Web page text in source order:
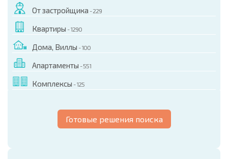
От застройщика - 229
Квартиры - 1290
Дома, Виллы - 100
Апартаменты - 551
Комплексы - 125
Готовые решения поиска